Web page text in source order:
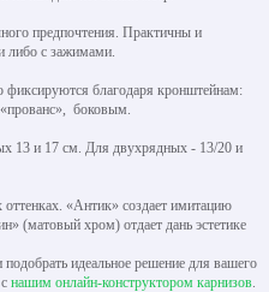
предпочтения. Практичны и
либо с зажимами.
фиксируются благодаря кронштейнам:
боковым.
13 и 17 см. Для двухрядных - 13/20 и
«Антик» создает имитацию
(матовый хром) отдает дань эстетике
идеальное решение для вашего
нашим онлайн-конструктором карнизов.